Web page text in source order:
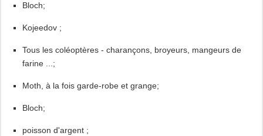
Bloch;
Kojeedov ;
Tous les coléoptères - charançons, broyeurs, mangeurs de
farine ...;
Moth, à la fois garde-robe et grange;
Bloch;
poisson d'argent ;